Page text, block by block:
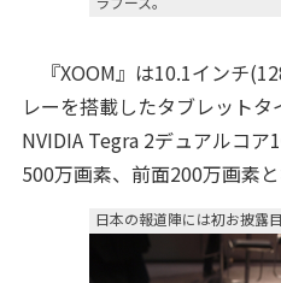
『XOOM』は10.1インチ
レーを搭載したタブレット
NVIDIA Tegra 2デュアルコア
500万画素、前面200万画素と
日本の報道陣には初お披露目